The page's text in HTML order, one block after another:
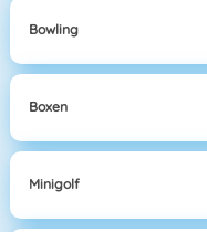
Bowling
Boxen
Minigolf